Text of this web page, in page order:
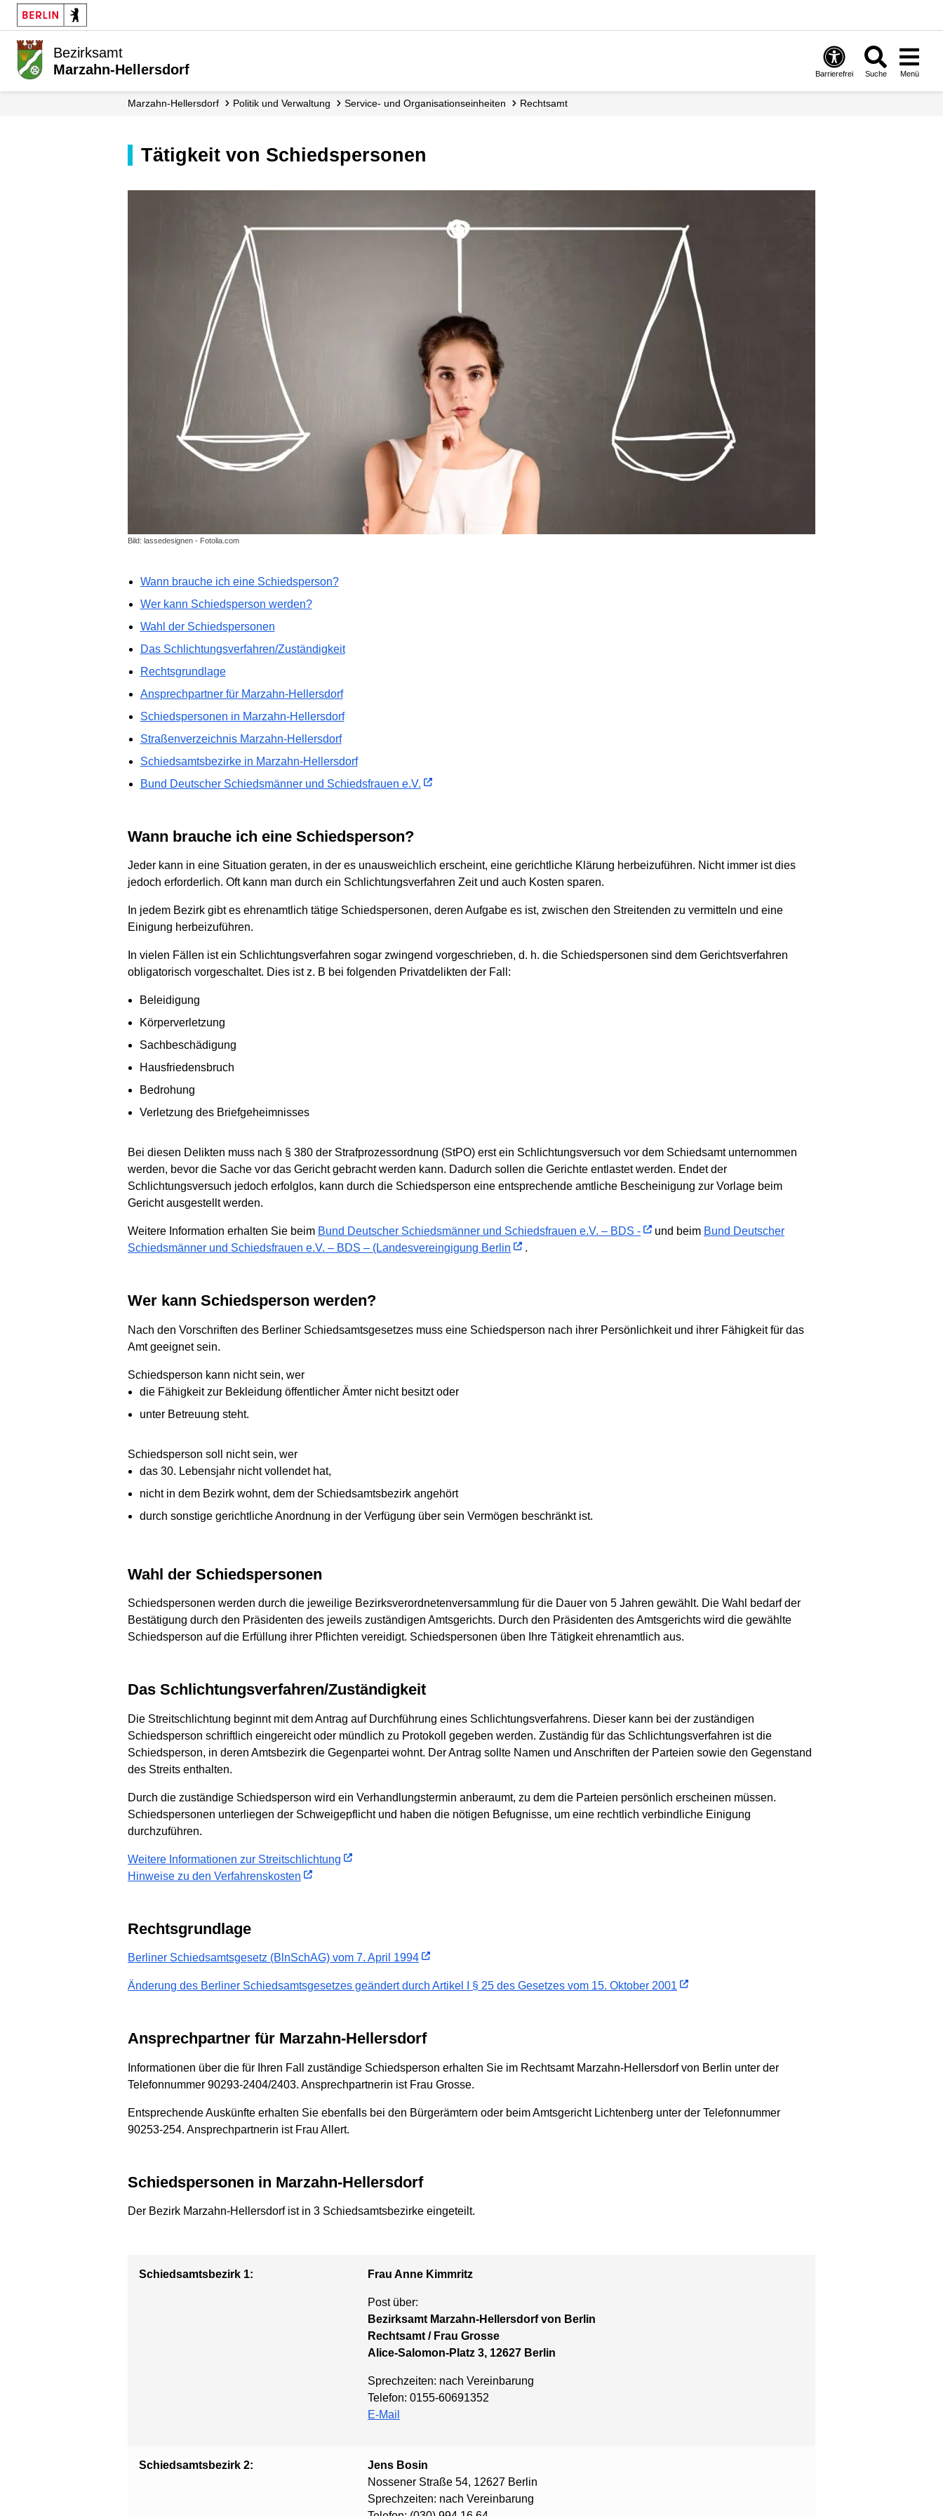
Bezirksamt
Marzahn-Hellersdorf
Barrierefrei Suche Menü
Marzahn-Hellersdorf Politik und Verwaltung Service- und Organisations­einheiten Rechtsamt
Tätigkeit von Schiedspersonen
Bild: lassedesignen - Fotolia.com
Wann brauche ich eine Schiedsperson?
Wer kann Schiedsperson werden?
Wahl der Schiedspersonen
Das Schlichtungsverfahren/Zuständigkeit
Rechtsgrundlage
Ansprechpartner für Marzahn-Hellersdorf
Schiedspersonen in Marzahn-Hellersdorf
Straßenverzeichnis Marzahn-Hellersdorf
Schiedsamtsbezirke in Marzahn-Hellersdorf
Bund Deutscher Schiedsmänner und Schiedsfrauen e.V.
Wann brauche ich eine Schiedsperson?
Jeder kann in eine Situation geraten, in der es unausweichlich erscheint, eine gerichtliche Klärung herbeizuführen. Nicht immer ist dies
jedoch erforderlich. Oft kann man durch ein Schlichtungsverfahren Zeit und auch Kosten sparen.
In jedem Bezirk gibt es ehrenamtlich tätige Schiedspersonen, deren Aufgabe es ist, zwischen den Streitenden zu vermitteln und eine
Einigung herbeizuführen.
In vielen Fällen ist ein Schlichtungsverfahren sogar zwingend vorgeschrieben, d. h. die Schiedspersonen sind dem Gerichtsverfahren
obligatorisch vorgeschaltet. Dies ist z. B bei folgenden Privatdelikten der Fall:
Beleidigung
Körperverletzung
Sachbeschädigung
Hausfriedensbruch
Bedrohung
Verletzung des Briefgeheimnisses
Bei diesen Delikten muss nach § 380 der Strafprozessordnung (StPO) erst ein Schlichtungsversuch vor dem Schiedsamt unternommen
werden, bevor die Sache vor das Gericht gebracht werden kann. Dadurch sollen die Gerichte entlastet werden. Endet der
Schlichtungsversuch jedoch erfolglos, kann durch die Schiedsperson eine entsprechende amtliche Bescheinigung zur Vorlage beim
Gericht ausgestellt werden.
Weitere Information erhalten Sie beim Bund Deutscher Schiedsmänner und Schiedsfrauen e.V. – BDS - und beim Bund Deutscher
Schiedsmänner und Schiedsfrauen e.V. – BDS – (Landesvereingigung Berlin
.
Wer kann Schiedsperson werden?
Nach den Vorschriften des Berliner Schiedsamtsgesetzes muss eine Schiedsperson nach ihrer Persönlichkeit und ihrer Fähigkeit für das
Amt geeignet sein.
Schiedsperson kann nicht sein, wer
die Fähigkeit zur Bekleidung öffentlicher Ämter nicht besitzt oder
unter Betreuung steht.
Schiedsperson soll nicht sein, wer
das 30. Lebensjahr nicht vollendet hat,
nicht in dem Bezirk wohnt, dem der Schiedsamtsbezirk angehört
durch sonstige gerichtliche Anordnung in der Verfügung über sein Vermögen beschränkt ist.
Wahl der Schiedspersonen
Schiedspersonen werden durch die jeweilige Bezirksverordnetenversammlung für die Dauer von 5 Jahren gewählt. Die Wahl bedarf der
Bestätigung durch den Präsidenten des jeweils zuständigen Amtsgerichts. Durch den Präsidenten des Amtsgerichts wird die gewählte
Schiedsperson auf die Erfüllung ihrer Pflichten vereidigt. Schiedspersonen üben Ihre Tätigkeit ehrenamtlich aus.
Das Schlichtungsverfahren/Zuständigkeit
Die Streitschlichtung beginnt mit dem Antrag auf Durchführung eines Schlichtungsverfahrens. Dieser kann bei der zuständigen
Schiedsperson schriftlich eingereicht oder mündlich zu Protokoll gegeben werden. Zuständig für das Schlichtungsverfahren ist die
Schiedsperson, in deren Amtsbezirk die Gegenpartei wohnt. Der Antrag sollte Namen und Anschriften der Parteien sowie den Gegenstand
des Streits enthalten.
Durch die zuständige Schiedsperson wird ein Verhandlungstermin anberaumt, zu dem die Parteien persönlich erscheinen müssen.
Schiedspersonen unterliegen der Schweigepflicht und haben die nötigen Befugnisse, um eine rechtlich verbindliche Einigung
durchzuführen.
Weitere Informationen zur Streitschlichtung
Hinweise zu den Verfahrenskosten
Rechtsgrundlage
Berliner Schiedsamtsgesetz (BlnSchAG) vom 7. April 1994
Änderung des Berliner Schiedsamtsgesetzes geändert durch Artikel I § 25 des Gesetzes vom 15. Oktober 2001
Ansprechpartner für Marzahn-Hellersdorf
Informationen über die für Ihren Fall zuständige Schiedsperson erhalten Sie im Rechtsamt Marzahn-Hellersdorf von Berlin unter der
Telefonnummer 90293-2404/2403. Ansprechpartnerin ist Frau Grosse.
Entsprechende Auskünfte erhalten Sie ebenfalls bei den Bürgerämtern oder beim Amtsgericht Lichtenberg unter der Telefonnummer
90253-254. Ansprechpartnerin ist Frau Allert.
Schiedspersonen in Marzahn-Hellersdorf
Der Bezirk Marzahn-Hellersdorf ist in 3 Schiedsamtsbezirke eingeteilt.
Schiedsamtsbezirk 1: Frau Anne Kimmritz
Post über:
Bezirksamt Marzahn-Hellersdorf von Berlin
Rechtsamt / Frau Grosse
Alice-Salomon-Platz 3, 12627 Berlin
Sprechzeiten: nach Vereinbarung
Telefon: 0155-60691352
E-Mail
Schiedsamtsbezirk 2:
Jens Bosin
Nossener Straße 54, 12627 Berlin
Sprechzeiten: nach Vereinbarung